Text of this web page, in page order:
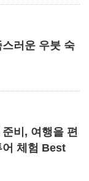
러운 우붓 숙
비, 여행을 편
어 체험 Best